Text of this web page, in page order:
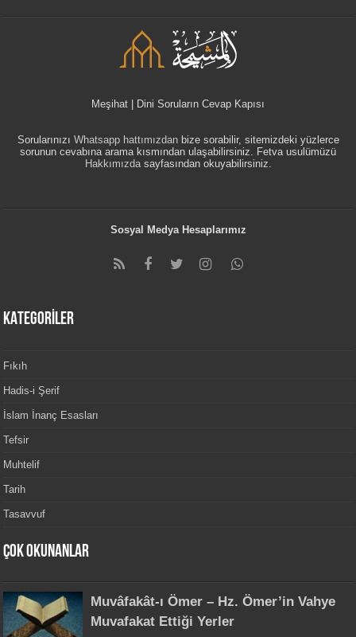
Meşihat | Dini Soruların Cevap Kapısı
Sorularınızı Whatsapp hattımızdanbize sorabilir, sitemizdeki yüzlerce
sorunun cevabına arama kısmından ulaşabilirsiniz. Fetva usulümüzü
Hakkımızdasayfasından okuyabilirsiniz.
Sosyal Medya Hesaplarımız
KATEGORİLER
Fıkıh
Hadis-i Şerif
İslam İnanç Esasları
Tefsir
Muhtelif
Tarih
Tasavvuf
Çok Okunanlar
Muvâfakât-ı Ömer – Hz. Ömer’in Vahye
Muvafakat Ettiği Yerler